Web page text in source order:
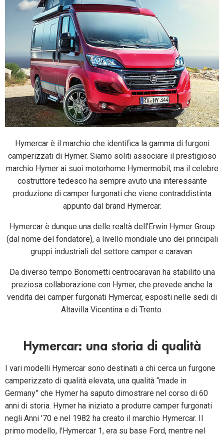
Hymercar è il marchio che identifica la gamma di furgoni
camperizzati di Hymer. Siamo soliti associare il prestigioso
marchio Hymer ai suoi motorhome Hymermobil, ma il celebre
costruttore tedesco ha sempre avuto una interessante
produzione di camper furgonati che viene contraddistinta
appunto dal brand Hymercar.
Hymercar è dunque una delle realtà dell'Erwin Hymer Group
(dal nome del fondatore), a livello mondiale uno dei principali
gruppi industriali del settore camper e caravan.
Da diverso tempo Bonometti centrocaravan ha stabilito una
preziosa collaborazione con Hymer, che prevede anche la
vendita dei camper furgonati Hymercar, esposti nelle sedi di
Altavilla Vicentina e di Trento.
Hymercar: una storia di qualità
I vari modelli Hymercar sono destinati a chi cerca un furgone
camperizzato di qualità elevata, una qualità “made in
Germany” che Hymer ha saputo dimostrare nel corso di 60
anni di storia. Hymer ha iniziato a produrre camper furgonati
negli Anni '70 e nel 1982 ha creato il marchio Hymercar. Il
primo modello, l'Hymercar 1, era su base Ford, mentre nel